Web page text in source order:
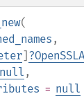
(
,
] ?
null ,
= null